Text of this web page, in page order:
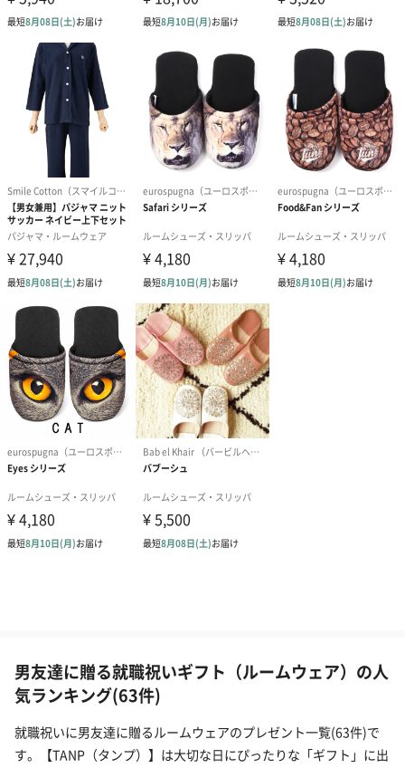
男友達に贈る就職祝いギフト（ルームウェア）の人
気ランキング(63件)
就職祝いに男友達に贈るルームウェアのプレゼント一覧(63件)で
す。【TANP（タンプ）】は大切な日にぴったりな「ギフト」に出